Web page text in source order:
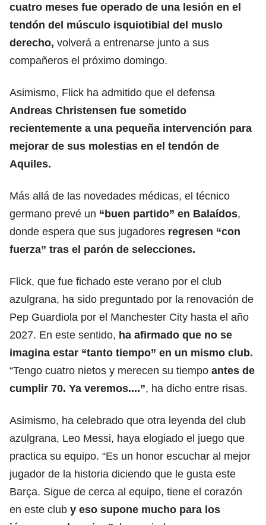
cuatro meses fue operado de una lesión en el
tendón del músculo isquiotibial del muslo
derecho, volverá a entrenarse junto a sus
compañeros el próximo domingo.
Asimismo, Flick ha admitido que el defensa
Andreas Christensen fue sometido
recientemente a una pequeña intervención para
mejorar de sus molestias en el tendón de
Aquiles.
Más allá de las novedades médicas, el técnico
germano prevé un “buen partido” en Balaídos,
donde espera que sus jugadores regresen “con
fuerza” tras el parón de selecciones.
Flick, que fue fichado este verano por el club
azulgrana, ha sido preguntado por la renovación de
Pep Guardiola por el Manchester City hasta el año
2027. En este sentido, ha afirmado que no se
imagina estar “tanto tiempo” en un mismo club.
“Tengo cuatro nietos y merecen su tiempo antes de
cumplir 70. Ya veremos....”, ha dicho entre risas.
Asimismo, ha celebrado que otra leyenda del club
azulgrana, Leo Messi, haya elogiado el juego que
practica su equipo. “Es un honor escuchar al mejor
jugador de la historia diciendo que le gusta este
Barça. Sigue de cerca al equipo, tiene el corazón
en este club y eso supone mucho para los